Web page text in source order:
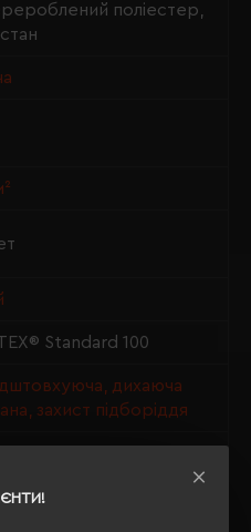
поліестер,
Standard 100
дихаюча
захист підборіддя